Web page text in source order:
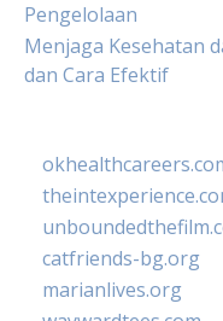
Pengelolaan
Menjaga Kesehatan
dan Cara Efektif
catfriends-bg.org
marianlives.org